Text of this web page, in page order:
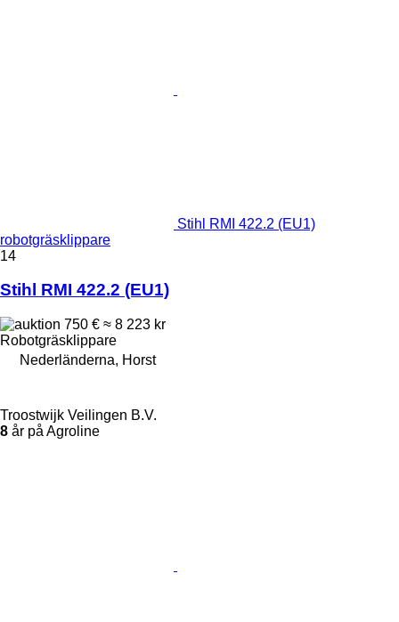
Stihl RMI 422.2 (EU1)
robotgräsklippare
14
Stihl RMI 422.2 (EU1)
750 € ≈ 8 223 kr
Robotgräsklippare
Nederländerna, Horst
Troostwijk Veilingen B.V.
8 år på Agroline